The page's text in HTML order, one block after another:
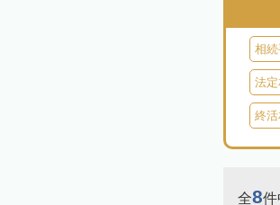
南
相続
法
終
全8件